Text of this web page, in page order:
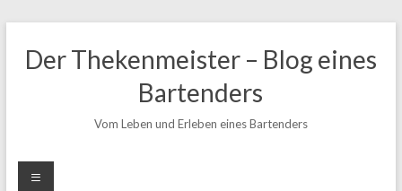
Inhalt
springen
Der Thekenmeister – Blog eines
Bartenders
Vom Leben und Erleben eines Bartenders